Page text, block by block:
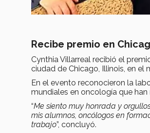
Recibe premio en
Cynthia Villarreal recibió el
ciudad de Chicago, Illinois, en el
En el evento reconocieron la
mundiales en oncología que han
“Me siento muy honrada y
mis alumnos, oncólogos en
trabajo”, concluyó.